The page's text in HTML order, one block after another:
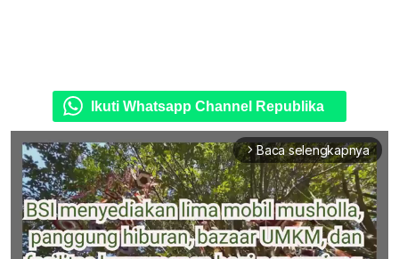
Ikuti Whatsapp Channel Republika
arrow_forward_ios Baca selengkapnya